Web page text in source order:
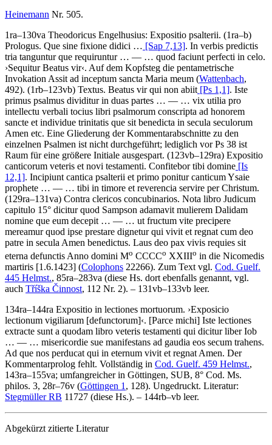
Heinemann Nr. 505.
1ra–130va Theodoricus Engelhusius: Expositio psalterii. (1ra–b)
Prologus. Que sine fixione didici … [Sap 7,13]. In verbis predictis
tria tanguntur que requiruntur… — … quod faciunt perfecti in celo.
›Sequitur Beatus vir‹. Auf dem Kopfsteg die pentametrische
Invokation Assit ad inceptum sancta Maria meum (Wattenbach,
492). (1rb–123vb) Textus. Beatus vir qui non abiit [Ps 1,1]. Iste
primus psalmus dividitur in duas partes … — … vix utilia pro
intellectu verbali tocius libri psalmorum conscripta ad honorem
sancte et individue trinitatis que sit benedicta in secula seculorum
Amen etc. Eine Gliederung der Kommentarabschnitte zu den
einzelnen Psalmen ist nicht durchgeführt; lediglich vor Ps 38 ist
Raum für eine größere Initiale ausgespart. (123vb–129ra) Expositio
canticorum veteris et novi testamenti. Confitebor tibi domine [Is
12,1]. Incipiunt cantica psalterii et primo ponitur canticum Ysaie
prophete … — … tibi in timore et reverencia servire per Christum.
(129ra–131va) Contra clericos concubinarios. Nota libro Judicum
capitulo 15° dicitur quod Sampson adamavit mulierem Dalidam
nomine que eum decepit … — … ut fructum vite precipere
mereamur quod ipse prestare dignetur qui vivit et regnat cum deo
patre in secula Amen benedictus. Laus deo pax vivis requies sit
eterna defunctis Anno domini Mo CCCCo XXIIIo in die Nicomedis
martiris [1.6.1423] (Colophons 22266). Zum Text vgl. Cod. Guelf.
445 Helmst., 85ra–283va (diese Hs. dort ebenfalls genannt, vgl.
auch Tříška Činnost, 112 Nr. 2). – 131vb–133vb leer.
134ra–144ra Expositio in lectiones mortuorum. ›Exposicio
lectionum vigiliarum [defunctorum]‹. [Parce michi] Iste lectiones
extracte sunt a quodam libro veteris testamenti qui dicitur liber Iob
… — … misericordie sue manifestans ad gaudia eos secum trahens.
Ad que nos perducat qui in eternum vivit et regnat Amen. Der
Kommentarprolog fehlt. Vollständig in Cod. Guelf. 459 Helmst.,
143ra–155va; umfangreicher in Göttingen, SUB, 8° Cod. Ms.
philos. 3, 28r–76v (Göttingen 1 , 128). Ungedruckt. Literatur:
Stegmüller RB 11727 (diese Hs.). – 144rb–vb leer.
Abgekürzt zitierte Literatur